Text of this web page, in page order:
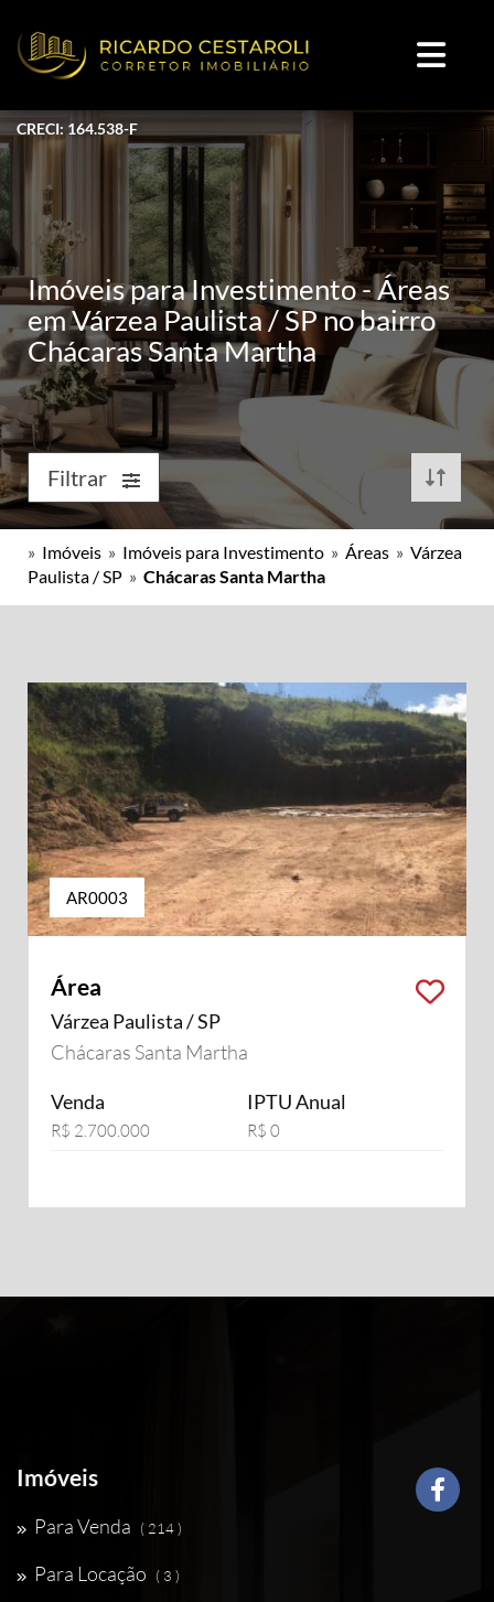
CRECI: 164.538-F
Imóveis para Investimento - Áreas
em Várzea Paulista / SP no bairro
Chácaras Santa Martha
Filtrar
» Imóveis » Imóveis para Investimento » Áreas » Várzea
Paulista / SP » Chácaras Santa Martha
AR0003
Área
Várzea Paulista / SP
Chácaras Santa Martha
Venda
R$ 2.700.000
IPTU Anual
R$ 0
Imóveis
Para Venda ( 214 )
Para Locação ( 3 )